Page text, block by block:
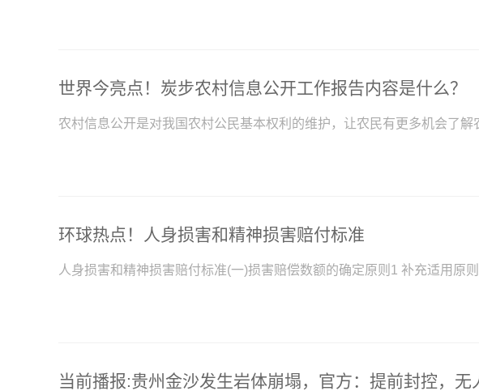
世界今亮点！炭步农村信息公开工作报告内容是什么？
农村信息公开是对我国农村公民基本权利的维护，让农民有更多机会了解
环球热点！人身损害和精神损害赔付标准
人身损害和精神损害赔付标准(一)损害赔偿数额的确定原则1 补充适用原则